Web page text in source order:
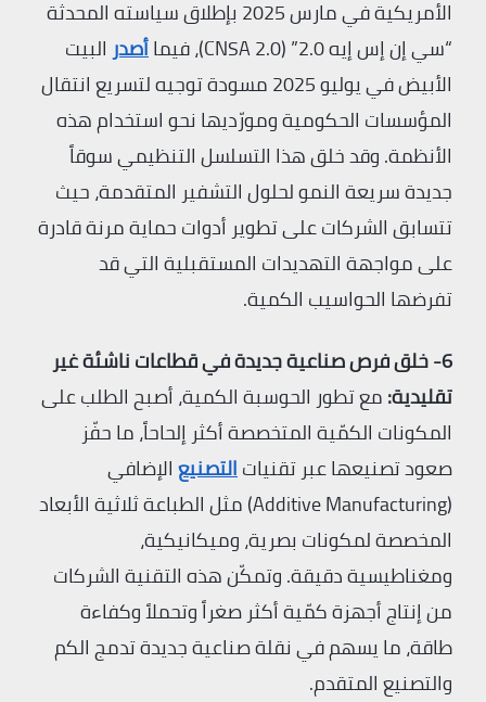
الأمريكية في مارس 2025 بإطلاق سياسته المحدثة
“سي إن إس إيه 2.0” (CNSA 2.0)، فيما
أصدرالبيت
الأبيض في يوليو 2025 مسودة توجيه لتسريع انتقال
المؤسسات الحكومية ومورّديها نحو استخدام هذه
الأنظمة. وقد خلق هذا التسلسل التنظيمي سوقاً
جديدة سريعة النمو لحلول التشفير المتقدمة، حيث
تتسابق الشركات على تطوير أدوات حماية مرنة قادرة
على مواجهة التهديدات المستقبلية التي قد
تفرضها الحواسيب الكمية.
6- خلق فرص صناعية جديدة في قطاعات ناشئة غير
تقليدية:مع تطور الحوسبة الكمية، أصبح الطلب على
المكونات الكمّية المتخصصة أكثر إلحاحاً، ما حفّز
صعود تصنيعها عبر تقنياتالتصنيعالإضافي
(Additive Manufacturing) مثل الطباعة ثلاثية الأبعاد
المخصصة لمكونات بصرية، وميكانيكية،
ومغناطيسية دقيقة. وتمكّن هذه التقنية الشركات
من إنتاج أجهزة كمّية أكثر صغراً وتحملاً وكفاءة
طاقة، ما يسهم في نقلة صناعية جديدة تدمج الكم
والتصنيع المتقدم.